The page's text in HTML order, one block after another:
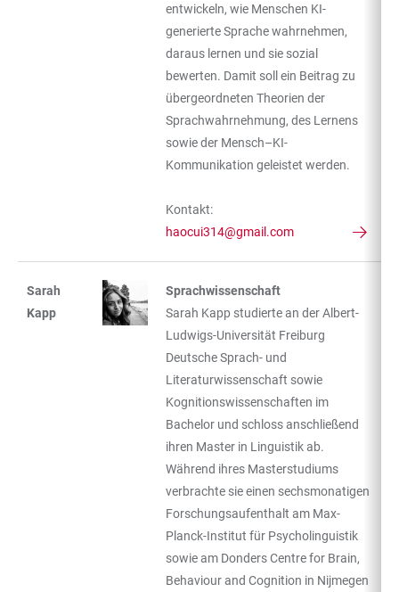
entwickeln, wie Menschen KI-
generierte Sprache wahrnehmen,
daraus lernen und sie sozial
bewerten. Damit soll ein Beitrag zu
übergeordneten Theorien der
Sprachwahrnehmung, des Lernens
sowie der Mensch–KI-
Kommunikation geleistet werden.
Kontakt:
haocui314@gmail.com
Sarah
Kapp
Sprachwissenschaft
Sarah Kapp studierte an der Albert-
Ludwigs-Universität Freiburg
Deutsche Sprach- und
Literaturwissenschaft sowie
Kognitionswissenschaften im
Bachelor und schloss anschließend
ihren Master in Linguistik ab.
Während ihres Masterstudiums
verbrachte sie einen sechsmonatigen
Forschungsaufenthalt am Max-
Planck-Institut für Psycholinguistik
sowie am Donders Centre for Brain,
Behaviour and Cognition in Nijmegen